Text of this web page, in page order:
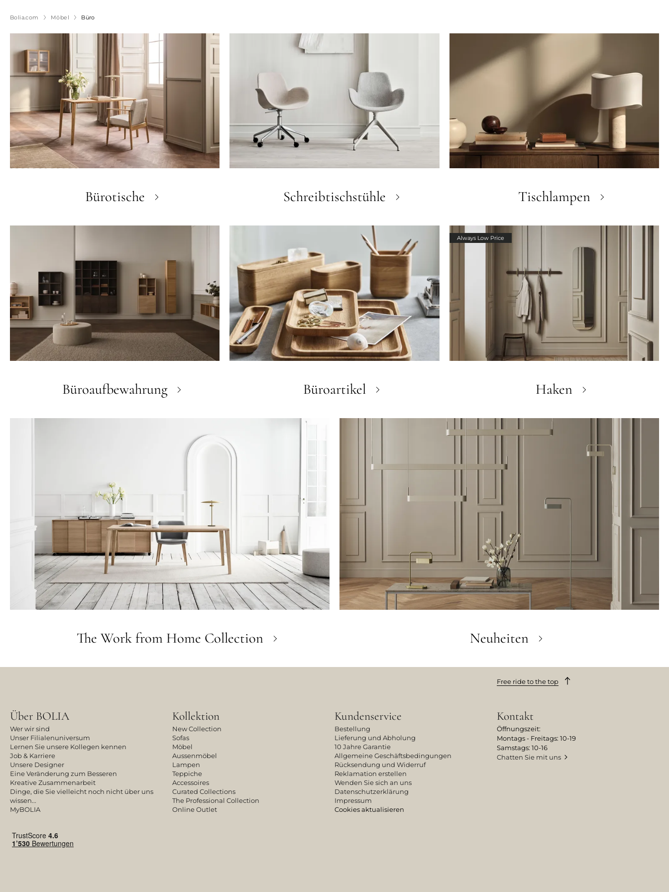
Bolia.com Möbel Büro
Bürotische Schreibtischstühle Tischlampen
Büroaufbewahrung Büroartikel
Always Low Price
Haken
The Work from Home Collection Neuheiten
Free ride to the top
Über BOLIA
Wer wir sind
Unser Filialenuniversum
Lernen Sie unsere Kollegen kennen
Job & Karriere
Unsere Designer
Eine Veränderung zum Besseren
Kreative Zusammenarbeit
Dinge, die Sie vielleicht noch nicht über uns
wissen...
MyBOLIA
Kollektion
New Collection
Sofas
Möbel
Aussenmöbel
Lampen
Teppiche
Accessoires
Curated Collections
The Professional Collection
Online Outlet
Kundenservice
Bestellung
Lieferung und Abholung
10 Jahre Garantie
Allgemeine Geschäftsbedingungen
Rücksendung und Widerruf
Reklamation erstellen
Wenden Sie sich an uns
Datenschutzerklärung
Impressum
Cookies aktualisieren
Kontakt
Öffnungszeit:
Montags - Freitags: 10-19
Samstags: 10-16
Chatten Sie mit uns